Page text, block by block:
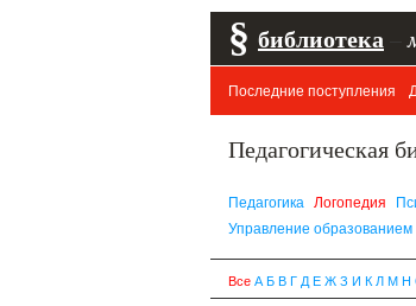
§ библиотека
Последние поступления
Педагогическая
Педагогика Логопедия
Управление образованием
Все А Б В Г Д Е Ж З И К Л М Н